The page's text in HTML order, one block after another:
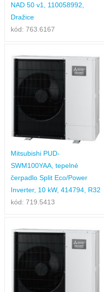
NAD 50 v1, 110058992,
Dražice
kód: 763.6167
Mitsubishi PUD-
SWM100YAA, tepelné
čerpadlo Split Eco/Power
Inverter, 10 kW, 414794, R32
kód: 719.5413